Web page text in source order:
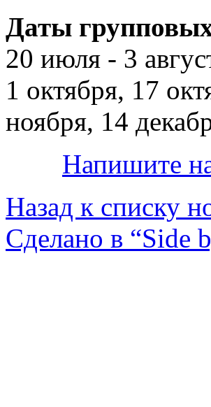
Даты групповых
20 июля - 3
1 октября, 17
ноября, 14
Напишите
Назад к списку
Сделано в “Side